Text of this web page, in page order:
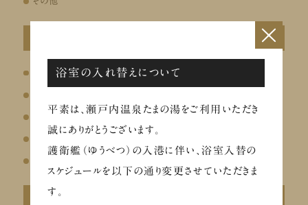
ととのう夏のチャージフェア（8/26～29）
アーカイブ
×
浴室の入れ替えについて
平素は、瀬戸内温泉たまの湯をご利用いただき
誠にありがとうございます。
護衛艦（ゆうべつ）の入港に伴い、浴室入替の
スケジュールを以下の通り変更させていただきま
す。